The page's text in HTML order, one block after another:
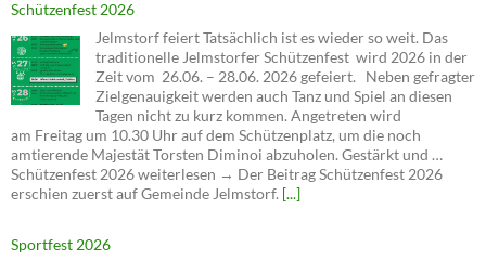
Schützenfest 2026
Jelmstorf feiert Tatsächlich ist es wieder so weit. Das
traditionelle Jelmstorfer Schützenfest wird 2026 in der
Zeit vom 26.06. – 28.06. 2026 gefeiert. Neben gefragter
Zielgenauigkeit werden auch Tanz und Spiel an diesen
Tagen nicht zu kurz kommen. Angetreten wird
am Freitag um 10.30 Uhr auf dem Schützenplatz, um die noch
amtierende Majestät Torsten Diminoi abzuholen. Gestärkt und …
Schützenfest 2026 weiterlesen → Der Beitrag Schützenfest 2026
erschien zuerst auf Gemeinde Jelmstorf. [...]
Sportfest 2026